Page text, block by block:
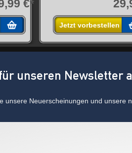
€*
Jetzt vorbestellen
unseren Newsletter
unsere Neuerscheinungen und unsere